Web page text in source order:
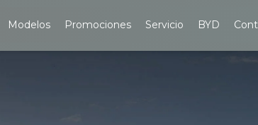
Modelos Promociones Servicio BYD